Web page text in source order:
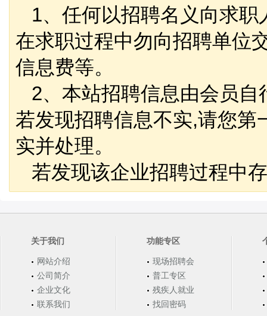
1、任何以招聘名义向求职
在求职过程中勿向招聘单位
信息费等。
2、本站招聘信息由会员自
若发现招聘信息不实,请您第
实并处理。
若发现该企业招聘过程中
关于我们
网站介绍
公司简介
企业文化
联系我们
功能专区
现场招聘会
普工专区
残疾人就业
找回密码